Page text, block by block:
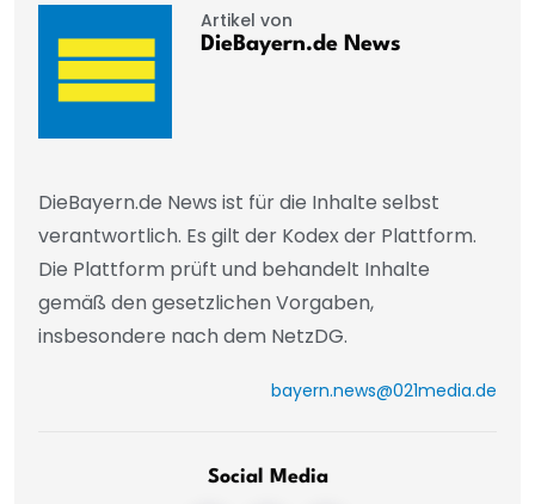
Artikel von
DieBayern.de News
DieBayern.de News ist für die Inhalte selbst
verantwortlich. Es gilt der Kodex der Plattform.
Die Plattform prüft und behandelt Inhalte
gemäß den gesetzlichen Vorgaben,
insbesondere nach dem NetzDG.
bayern.news@021media.de
Social Media